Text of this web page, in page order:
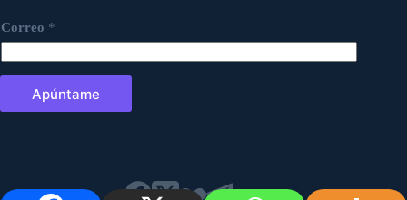
Correo *
Apúntame